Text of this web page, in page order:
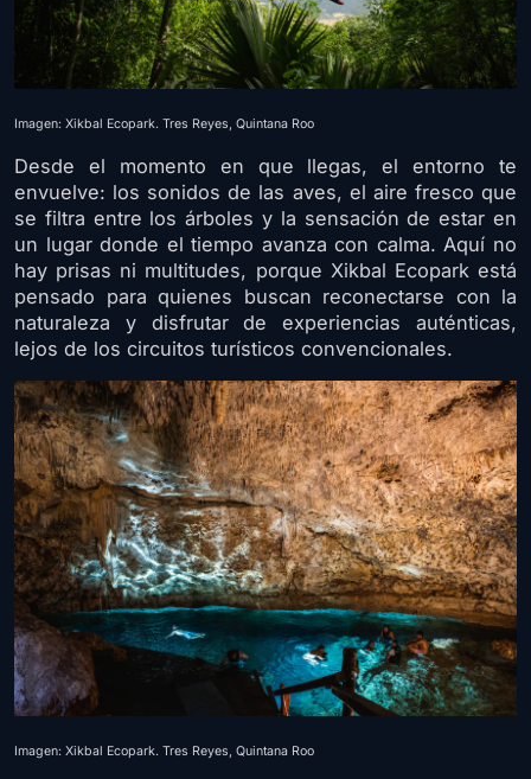
Imagen: Xikbal Ecopark. Tres Reyes, Quintana Roo
Desde el momento en que llegas, el entorno te
envuelve: los sonidos de las aves, el aire fresco que
se filtra entre los árboles y la sensación de estar en
un lugar donde el tiempo avanza con calma. Aquí no
hay prisas ni multitudes, porque Xikbal Ecopark está
pensado para quienes buscan reconectarse con la
naturaleza y disfrutar de experiencias auténticas,
lejos de los circuitos turísticos convencionales.
Imagen: Xikbal Ecopark. Tres Reyes, Quintana Roo